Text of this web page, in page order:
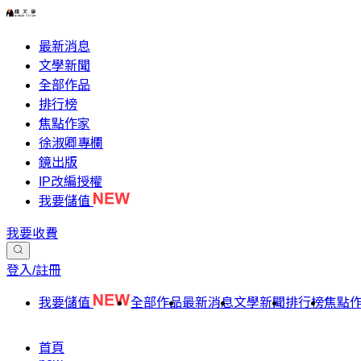
最新消息
文學新聞
全部作品
排行榜
焦點作家
徐淑卿專欄
鏡出版
IP改編授權
我要儲值
我要收費
登入/註冊
我要儲值 全部作品最新消息文學新聞排行榜焦點
首頁